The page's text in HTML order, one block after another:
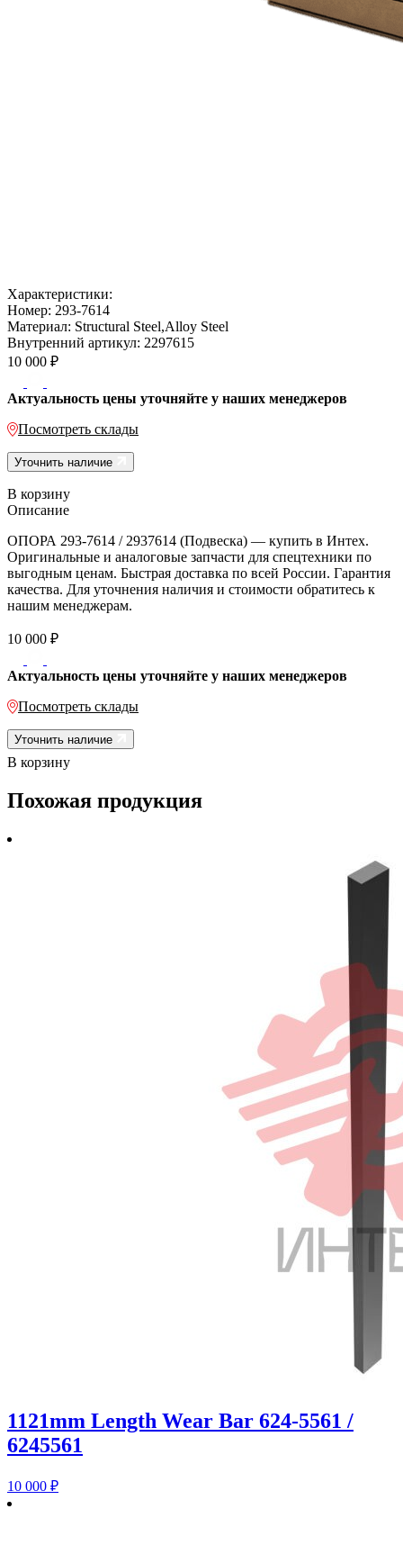
Характеристики:
Номер: 293-7614
Материал: Structural Steel,Alloy Steel
Внутренний артикул: 2297615
10 000 ₽
Актуальность цены уточняйте у наших менеджеров
Посмотреть склады
Уточнить наличие
В корзину
Описание
ОПОРА 293-7614 / 2937614 (Подвеска) — купить в Интех.
Оригинальные и аналоговые запчасти для спецтехники по
выгодным ценам. Быстрая доставка по всей России. Гарантия
качества. Для уточнения наличия и стоимости обратитесь к
нашим менеджерам.
10 000 ₽
Актуальность цены уточняйте у наших менеджеров
Посмотреть склады
Уточнить наличие
В корзину
Похожая продукция
1121mm Length Wear Bar 624-5561 /
6245561
10 000 ₽